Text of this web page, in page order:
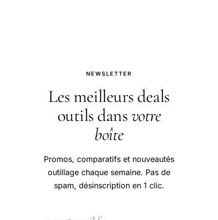
NEWSLETTER
Les meilleurs deals
outils dansvotre
boîte
Promos, comparatifs et nouveautés
outillage chaque semaine. Pas de
spam, désinscription en 1 clic.